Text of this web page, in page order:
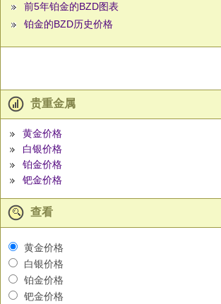
前5年铂金的BZD图表
铂金的BZD历史价格
贵重金属
黄金价格
白银价格
铂金价格
钯金价格
查看
黄金价格
白银价格
铂金价格
钯金价格